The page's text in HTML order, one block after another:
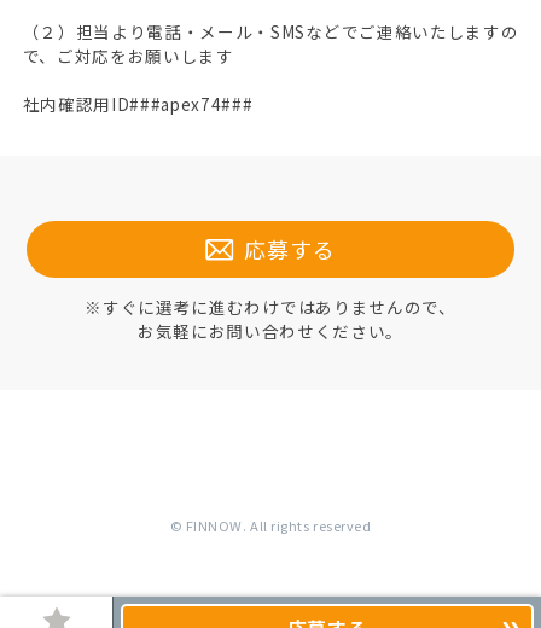
（２）担当より電話・メール・SMSなどでご連絡いたしますの
で、ご対応をお願いします
社内確認用ID###apex74###
応募する
※すぐに選考に進むわけではありませんので、
お気軽にお問い合わせください。
© FINNOW. All rights reserved